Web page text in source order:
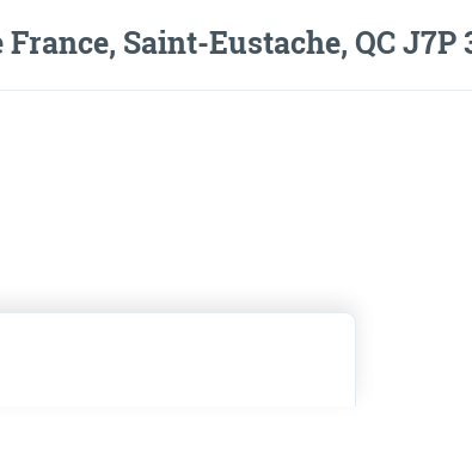
France, Saint-Eustache, QC J7P